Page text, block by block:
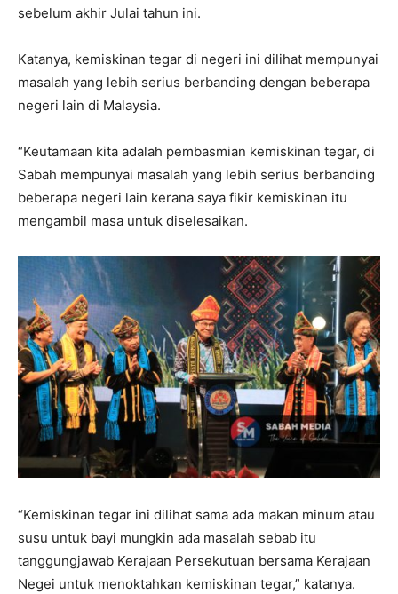
sebelum akhir Julai tahun ini.
Katanya, kemiskinan tegar di negeri ini dilihat mempunyai
masalah yang lebih serius berbanding dengan beberapa
negeri lain di Malaysia.
“Keutamaan kita adalah pembasmian kemiskinan tegar, di
Sabah mempunyai masalah yang lebih serius berbanding
beberapa negeri lain kerana saya fikir kemiskinan itu
mengambil masa untuk diselesaikan.
“Kemiskinan tegar ini dilihat sama ada makan minum atau
susu untuk bayi mungkin ada masalah sebab itu
tanggungjawab Kerajaan Persekutuan bersama Kerajaan
Negei untuk menoktahkan kemiskinan tegar,” katanya.